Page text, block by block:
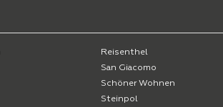
Reisenthel
San Giacomo
Schöner Wohnen
Steinpol